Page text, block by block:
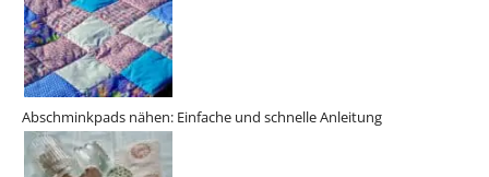
Abschminkpads nähen: Einfache und schnelle Anleitung